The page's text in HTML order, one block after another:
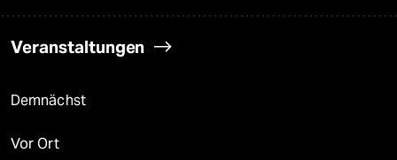
Veranstaltungen
Demnächst
Vor Ort